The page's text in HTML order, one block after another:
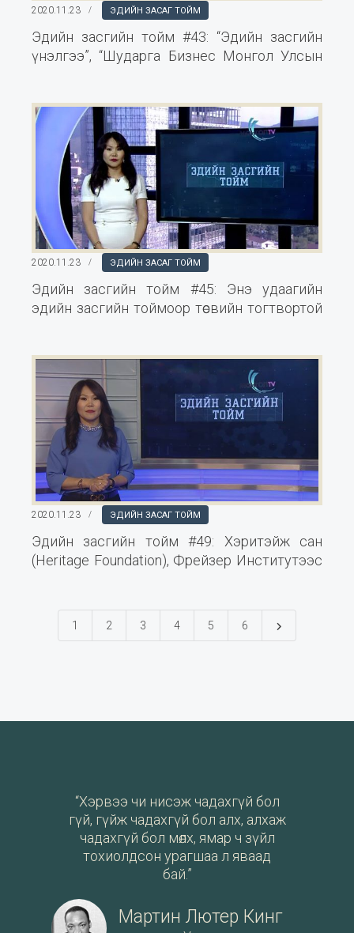
2020.11.23 ЭДИЙН ЗАСАГ ТОЙМ
Эдийн засгийн тойм #43: “Эдийн засгийн
үнэлгээ”, “Шударга Бизнес Монгол Улсын
2020.11.23 ЭДИЙН ЗАСАГ ТОЙМ
Эдийн засгийн тойм #45: Энэ удаагийн
эдийн засгийн тоймоор төсвийн тогтвортой
2020.11.23 ЭДИЙН ЗАСАГ ТОЙМ
Эдийн засгийн тойм #49: Хэритэйж сан
(Heritage Foundation), Фрейзер Институтээс
1 2 3 4 5 6
“Хэрвээ чи нисэж чадахгүй бол
гүй, гүйж чадахгүй бол алх, алхаж
чадахгүй бол мөлх, ямар ч зүйл
тохиолдсон урагшаа л яваад
бай.”
Мартин Лютер Кинг